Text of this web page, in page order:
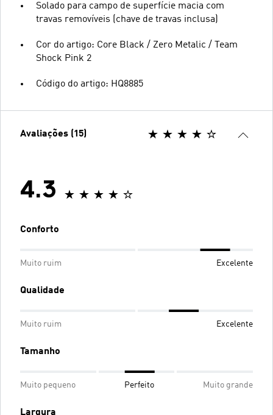
Solado para campo de superfície macia com
travas removíveis (chave de travas inclusa)
Cor do artigo: Core Black / Zero Metalic / Team
Shock Pink 2
Código do artigo: HQ8885
Avaliações (15)
4.3
Conforto
Muito ruim Excelente
Qualidade
Muito ruim Excelente
Tamanho
Muito pequeno Perfeito Muito grande
Largura